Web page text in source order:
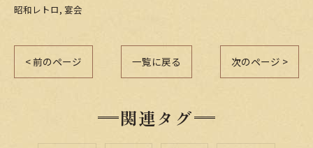
昭和レトロ 宴会
< 前のページ 一覧に戻る 次のページ >
関連タグ